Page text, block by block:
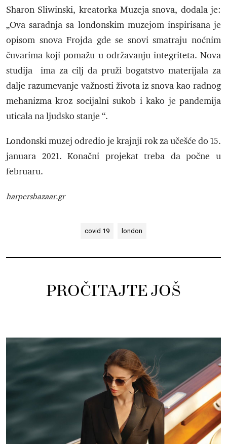
Sharon Sliwinski, kreatorka Muzeja snova, dodala je:
„Ova saradnja sa londonskim muzejom inspirisana je
opisom snova Frojda gde se snovi smatraju noćnim
čuvarima koji pomažu u održavanju integriteta. Nova
studija ima za cilj da pruži bogatstvo materijala za
dalje razumevanje važnosti života iz snova kao radnog
mehanizma kroz socijalni sukob i kako je pandemija
uticala na ljudsko stanje “.
Londonski muzej odredio je krajnji rok za učešće do 15.
januara 2021. Konačni projekat treba da počne u
februaru.
harpersbazaar.gr
covid 19 london
PROČITAJTE JOŠ